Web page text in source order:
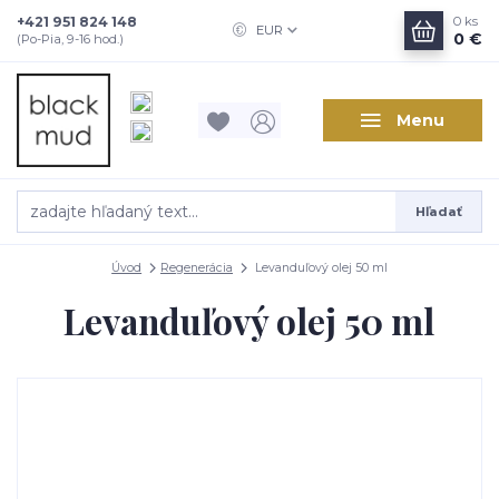
Menu
EUR
Hľadať
+421 951 824 148
(Po-Pia, 9-16 hod.)
0 ks
0 €
Úvod Regenerácia Levanduľový olej 50 ml
Levanduľový olej 50 ml